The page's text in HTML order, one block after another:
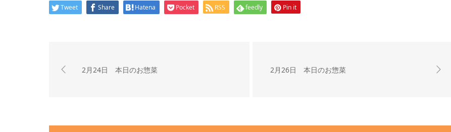
Tweet Share Hatena Pocket RSS feedly Pin it
2月24日 本日のお惣菜 2月26日 本日のお惣菜